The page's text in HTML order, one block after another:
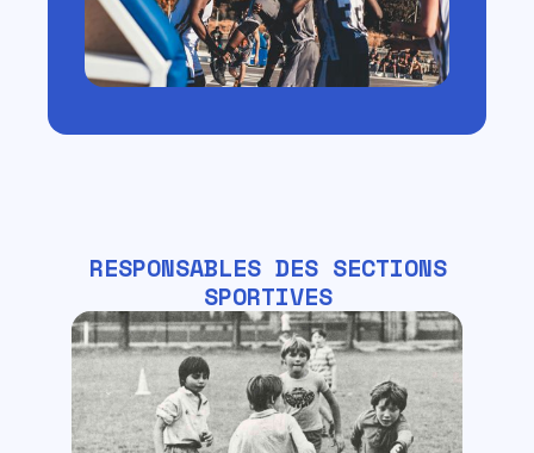
RESPONSABLES DES SECTIONS
SPORTIVES